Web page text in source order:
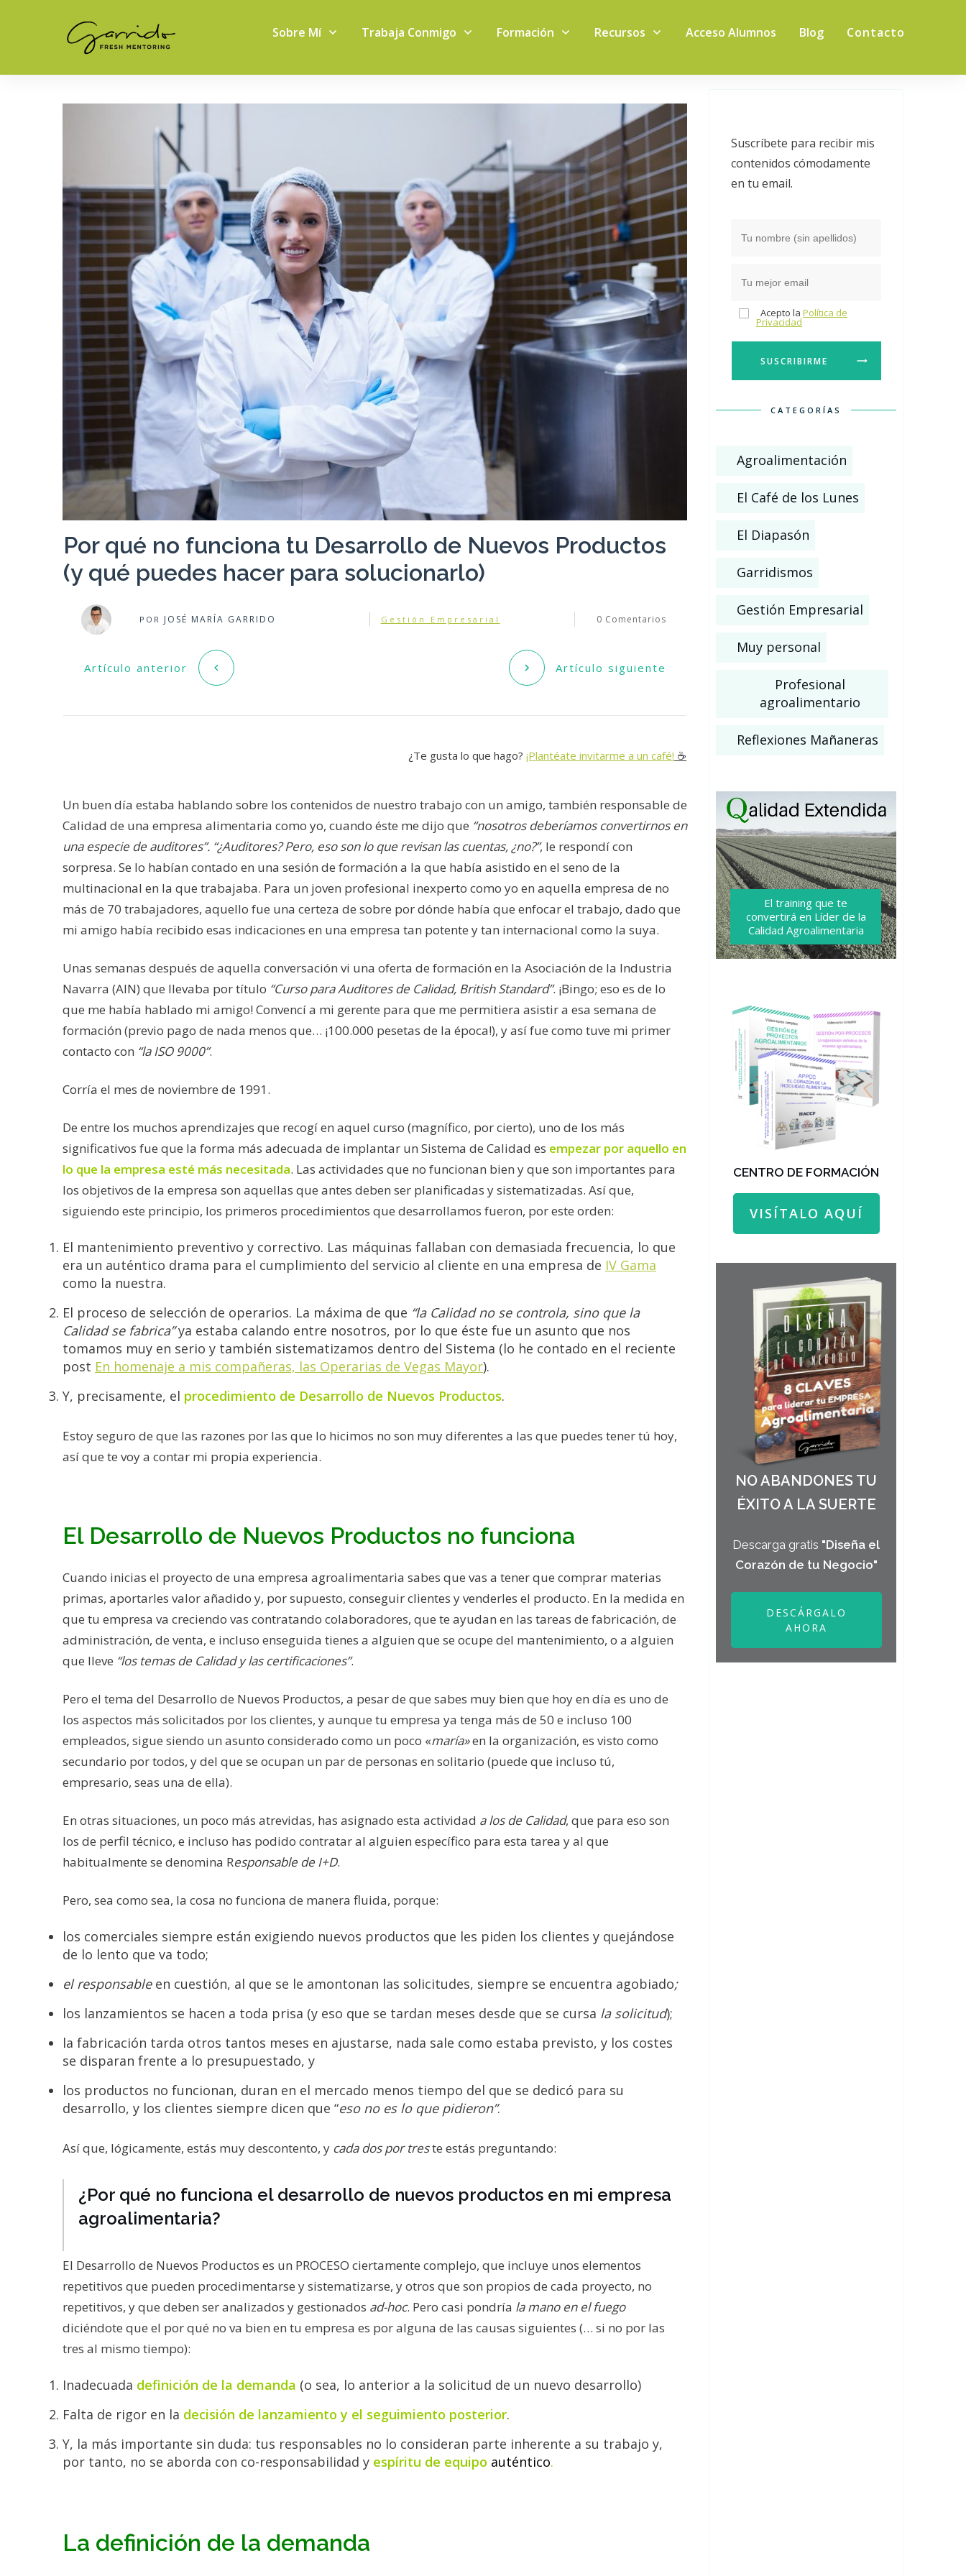
Sobre Mí Trabaja Conmigo Formación Recursos Acceso Alumnos Blog Contacto
Por qué no funciona tu Desarrollo de Nuevos Productos
(y qué puedes hacer para solucionarlo)
POR JOSÉ MARÍA GARRIDO Gestión Empresarial 0 Comentarios
Artículo anterior Artículo siguiente
¿Te gusta lo que hago?¡Plantéate invitarme a un café! ☕️
Un buen día estaba hablando sobre los contenidos de nuestro trabajo con un amigo, también responsable de
Calidad de una empresa alimentaria como yo, cuando éste me dijo que “nosotros deberíamos convertirnos en
una especie de auditores”. “¿Auditores? Pero, eso son lo que revisan las cuentas, ¿no?”, le respondí con
sorpresa. Se lo habían contado en una sesión de formación a la que había asistido en el seno de la
multinacional en la que trabajaba. Para un joven profesional inexperto como yo en aquella empresa de no
más de 70 trabajadores, aquello fue una certeza de sobre por dónde había que enfocar el trabajo, dado que
mi amigo había recibido esas indicaciones en una empresa tan potente y tan internacional como la suya.
Unas semanas después de aquella conversación vi una oferta de formación en la Asociación de la Industria
Navarra (AIN) que llevaba por título “Curso para Auditores de Calidad, British Standard”. ¡Bingo; eso es de lo
que me había hablado mi amigo! Convencí a mi gerente para que me permitiera asistir a esa semana de
formación (previo pago de nada menos que… ¡100.000 pesetas de la época!), y así fue como tuve mi primer
contacto con “la ISO 9000”.
Corría el mes de noviembre de 1991.
De entre los muchos aprendizajes que recogí en aquel curso (magnífico, por cierto), uno de los más
significativos fue que la forma más adecuada de implantar un Sistema de Calidad es empezar por aquello en
lo que la empresa esté más necesitada. Las actividades que no funcionan bien y que son importantes para
los objetivos de la empresa son aquellas que antes deben ser planificadas y sistematizadas. Así que,
siguiendo este principio, los primeros procedimientos que desarrollamos fueron, por este orden:
El mantenimiento preventivo y correctivo. Las máquinas fallaban con demasiada frecuencia, lo que
era un auténtico drama para el cumplimiento del servicio al cliente en una empresa de IV Gama
como la nuestra.
El proceso de selección de operarios. La máxima de que “la Calidad no se controla, sino que la
Calidad se fabrica”ya estaba calando entre nosotros, por lo que éste fue un asunto que nos
tomamos muy en serio y también sistematizamos dentro del Sistema (lo he contado en el reciente
post En homenaje a mis compañeras, las Operarias de Vegas Mayor).
Y, precisamente, el procedimiento de Desarrollo de Nuevos Productos.
Estoy seguro de que las razones por las que lo hicimos no son muy diferentes a las que puedes tener tú hoy,
así que te voy a contar mi propia experiencia.
El Desarrollo de Nuevos Productos no funciona
Cuando inicias el proyecto de una empresa agroalimentaria sabes que vas a tener que comprar materias
primas, aportarles valor añadido y, por supuesto, conseguir clientes y venderles el producto. En la medida en
que tu empresa va creciendo vas contratando colaboradores, que te ayudan en las tareas de fabricación, de
administración, de venta, e incluso enseguida tienes a alguien que se ocupe del mantenimiento, o a alguien
que lleve “los temas de Calidad y las certificaciones”.
Pero el tema del Desarrollo de Nuevos Productos, a pesar de que sabes muy bien que hoy en día es uno de
los aspectos más solicitados por los clientes, y aunque tu empresa ya tenga más de 50 e incluso 100
empleados, sigue siendo un asunto considerado como un poco «maría»en la organización, es visto como
secundario por todos, y del que se ocupan un par de personas en solitario (puede que incluso tú,
empresario, seas una de ella).
En otras situaciones, un poco más atrevidas, has asignado esta actividad a los de Calidad, que para eso son
los de perfil técnico, e incluso has podido contratar al alguien específico para esta tarea y al que
habitualmente se denomina Responsable de I+D.
Pero, sea como sea, la cosa no funciona de manera fluida, porque:
los comerciales siempre están exigiendo nuevos productos que les piden los clientes y quejándose
de lo lento que va todo;
el responsableen cuestión, al que se le amontonan las solicitudes, siempre se encuentra agobiado;
los lanzamientos se hacen a toda prisa (y eso que se tardan meses desde que se cursa la solicitud);
la fabricación tarda otros tantos meses en ajustarse, nada sale como estaba previsto, y los costes
se disparan frente a lo presupuestado, y
los productos no funcionan, duran en el mercado menos tiempo del que se dedicó para su
desarrollo, y los clientes siempre dicen que “eso no es lo que pidieron”.
Así que, lógicamente, estás muy descontento, y cada dos por treste estás preguntando:
¿Por qué no funciona el desarrollo de nuevos productos en mi empresa
agroalimentaria?
El Desarrollo de Nuevos Productos es un PROCESO ciertamente complejo, que incluye unos elementos
repetitivos que pueden procedimentarse y sistematizarse, y otros que son propios de cada proyecto, no
repetitivos, y que deben ser analizados y gestionados ad-hoc. Pero casi pondría la mano en el fuego
diciéndote que el por qué no va bien en tu empresa es por alguna de las causas siguientes (… si no por las
tres al mismo tiempo):
Inadecuada definición de la demanda (o sea, lo anterior a la solicitud de un nuevo desarrollo)
Falta de rigor en la decisión de lanzamiento y el seguimiento posterior.
Y, la más importante sin duda: tus responsables no lo consideran parte inherente a su trabajo y,
por tanto, no se aborda con co-responsabilidad y espíritu de equipo auténtico.
La definición de la demanda
Suscríbete para recibir mis
contenidos cómodamente
en tu email.
Acepto la Política de
Privacidad
SUSCRIBIRME
CATEGORÍAS
Agroalimentación
El Café de los Lunes
El Diapasón
Garridismos
Gestión Empresarial
Muy personal
Profesional
agroalimentario
Reflexiones Mañaneras
El training que te
convertirá en Líder de la
Calidad Agroalimentaria
CENTRO DE FORMACIÓN
VISÍTALO AQUÍ
NO ABANDONES TU
ÉXITO A LA SUERTE
Descarga gratis "Diseña el
Corazón de tu Negocio"
DESCÁRGALO
AHORA